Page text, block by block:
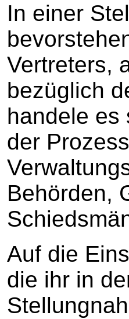
In einer
Vertreters,
bezüglich
handele es
der
Behörden,
Auf die
die ihr in